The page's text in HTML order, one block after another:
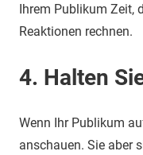
Ihrem Publikum Zeit,
Reaktionen rechnen.
4. Halten
Wenn Ihr Publikum
anschauen. Sie aber